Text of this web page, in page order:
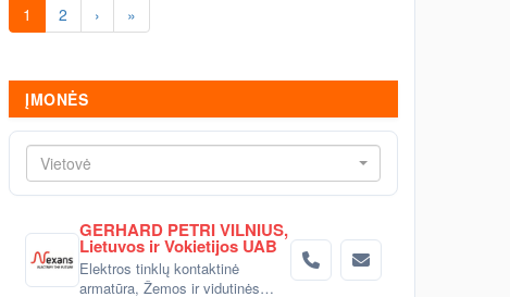
1 2 › »
ĮMONĖS
Vietovė
GERHARD PETRI VILNIUS,
Lietuvos ir Vokietijos UAB
Elektros tinklų kontaktinė
armatūra, Žemos ir vidutinės